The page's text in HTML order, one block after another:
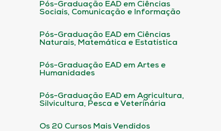
Pós-Graduação EAD em Ciências
Sociais, Comunicação e Informação
Pós-Graduação EAD em Ciências
Naturais, Matemática e Estatística
Pós-Graduação EAD em Artes e
Humanidades
Pós-Graduação EAD em Agricultura,
Silvicultura, Pesca e Veterinária
Os 20 Cursos Mais Vendidos